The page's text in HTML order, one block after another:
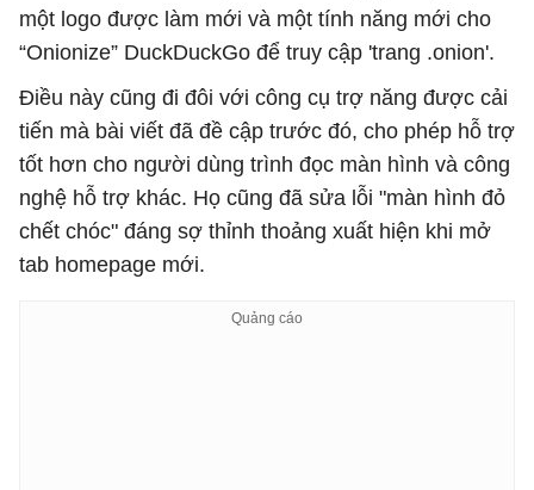
một logo được làm mới và một tính năng mới cho
“Onionize” DuckDuckGo để truy cập 'trang .onion'.
Điều này cũng đi đôi với công cụ trợ năng được cải
tiến mà bài viết đã đề cập trước đó, cho phép hỗ trợ
tốt hơn cho người dùng trình đọc màn hình và công
nghệ hỗ trợ khác. Họ cũng đã sửa lỗi "màn hình đỏ
chết chóc" đáng sợ thỉnh thoảng xuất hiện khi mở
tab homepage mới.